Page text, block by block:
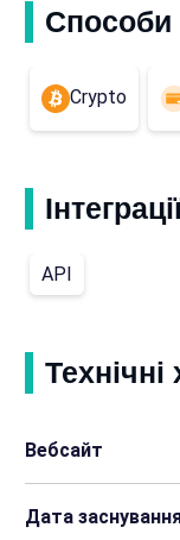
Способи
Crypto
API
Вебсайт
Дата